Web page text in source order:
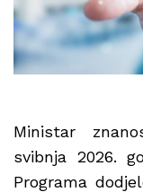
Ministar
svibnja 2026.
Programa